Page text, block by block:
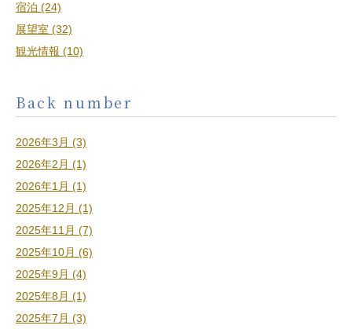
宿泊 (24)
展望室 (32)
観光情報 (10)
Back number
2026年3月 (3)
2026年2月 (1)
2026年1月 (1)
2025年12月 (1)
2025年11月 (7)
2025年10月 (6)
2025年9月 (4)
2025年8月 (1)
2025年7月 (3)